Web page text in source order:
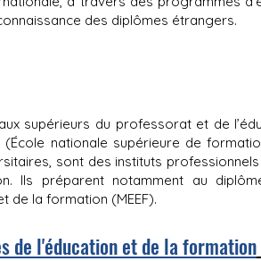
des diplômes étrangers.
supérieurs du professorat et de
(École nationale supérieure de
sont des instituts
Ils préparent notamment au
de la formation (MEEF).
de l'éducation et de la formation